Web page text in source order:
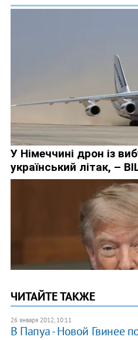
ЧИТАЙТЕ ТАКЖЕ
26 января 2012, 10:11
В Папуа - Новой Гвинее